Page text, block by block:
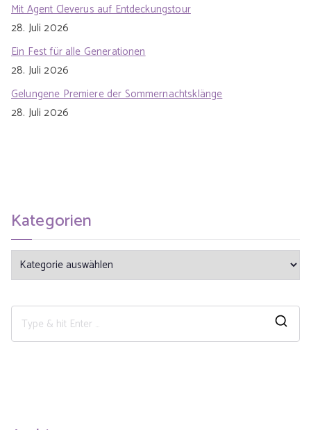
Mit Agent Cleverus auf Entdeckungstour
28. Juli 2026
Ein Fest für alle Generationen
28. Juli 2026
Gelungene Premiere der Sommernachtsklänge
28. Juli 2026
Kategorien